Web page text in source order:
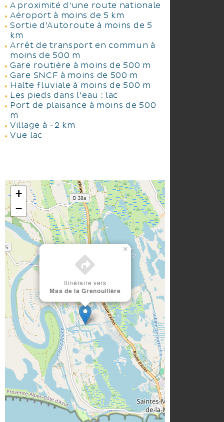
A proximité d'une route nationale
Aéroport à moins de 5 km
Sortie d’Autoroute à moins de 5
km
Arrêt de transport en commun à
moins de 500 m
Gare routière à moins de 500 m
Gare SNCF à moins de 500 m
Halte fluviale à moins de 500 m
Les pieds dans l’eau : lac
Port de plaisance à moins de 500
m
Village à -2 km
Vue lac
Itinéraire vers
Mas de la Grenouillère
×
+
−